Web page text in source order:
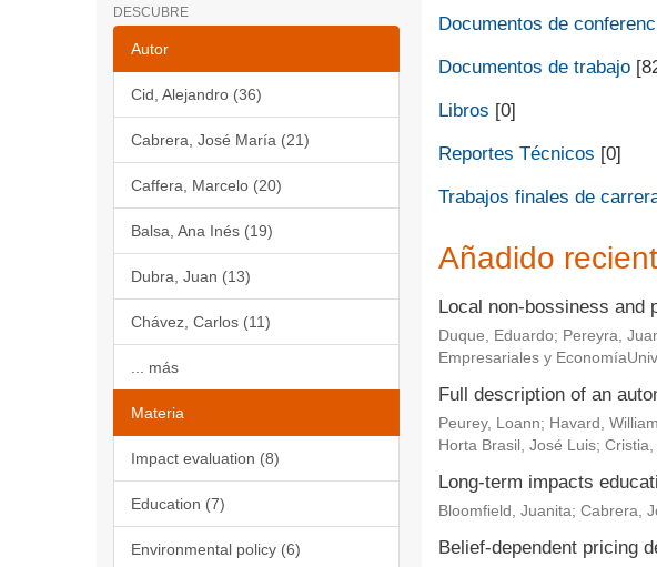
DESCUBRE
Autor
Cid, Alejandro (36)
Cabrera, José María (21)
Caffera, Marcelo (20)
Balsa, Ana Inés (19)
Dubra, Juan (13)
Chávez, Carlos (11)
... más
Materia
Impact evaluation (8)
Education (7)
Environmental policy (6)
Documentos de
Documentos de trabajo
Libros [0]
Reportes Técnicos [0]
Trabajos finales de
Añadido
Local non-bossiness and
Duque, Eduardo; Pereyra,
Empresariales y
Full description of an
Peurey, Loann; Havard, William
Horta Brasil, José Luis; Cristia,
Long-term impacts
Bloomfield, Juanita; Cabrera,
Belief-dependent pricing